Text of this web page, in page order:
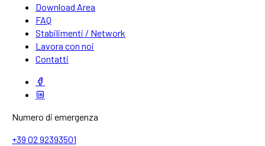
Download Area
FAQ
Stabilimenti / Network
Lavora con noi
Contatti
Numero di emergenza
+39 02 92393501